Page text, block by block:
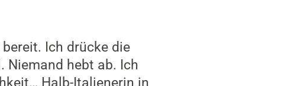
Ich drücke die
Niemand hebt ab. Ich
Halb-Italienerin in